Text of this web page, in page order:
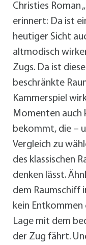
Christies Roman
erinnert: Da ist
heutiger Sicht
altmodisch
Zugs. Da ist
beschränkte
Kammerspiel
Momenten auch
bekommt, die –
Vergleich zu
des klassischen
denken lässt.
dem Raumschiff
kein
Lage mit dem
der Zug fährt.